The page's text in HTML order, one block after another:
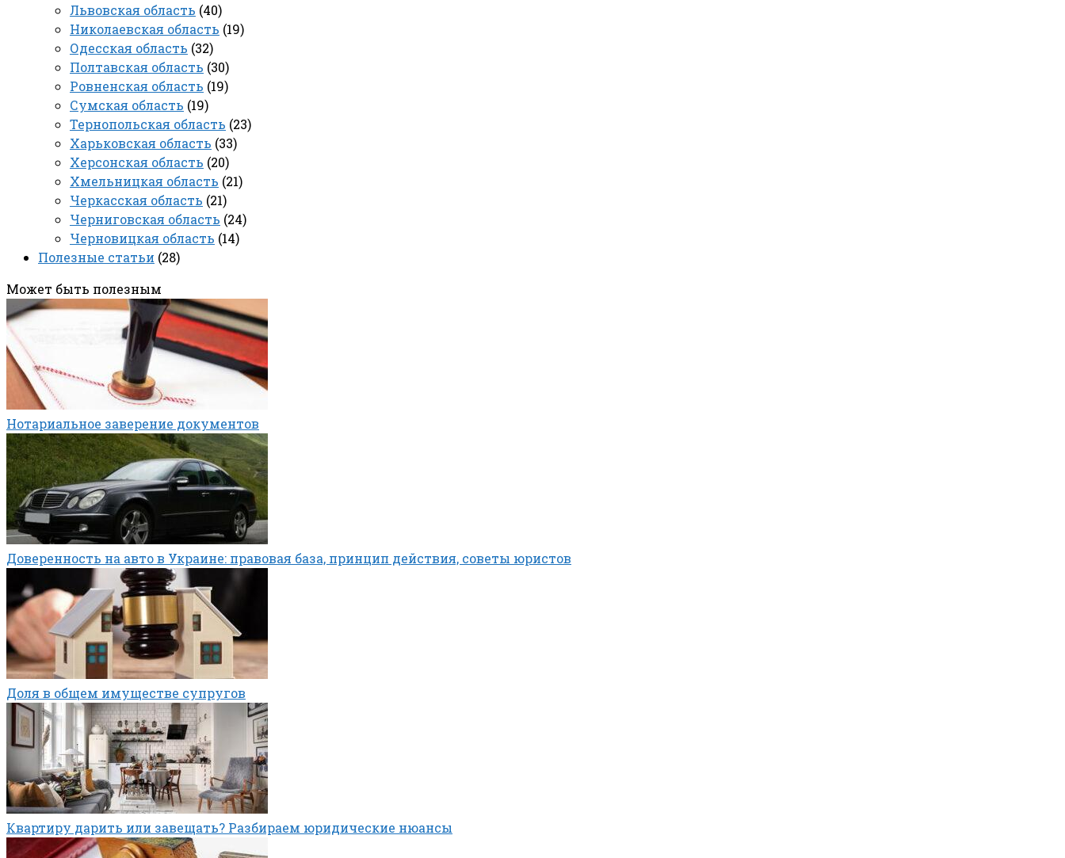
Львовская область (40)
Николаевская область (19)
Одесская область (32)
Полтавская область (30)
Ровненская область (19)
Сумская область (19)
Тернопольская область (23)
Харьковская область (33)
Херсонская область (20)
Хмельницкая область (21)
Черкасская область (21)
Черниговская область (24)
Черновицкая область (14)
Полезные статьи (28)
Может быть полезным
Нотариальное заверение документов
Доверенность на авто в Украине: правовая база, принцип действия, советы юристов
Доля в общем имуществе супругов
Квартиру дарить или завещать? Разбираем юридические нюансы